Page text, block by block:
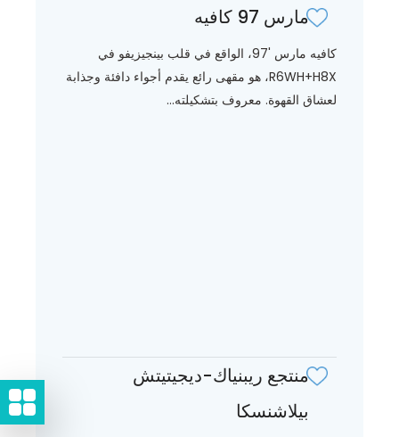
مارس 97 كافيه
كافيه مارس '97، الواقع في قلب بينجيزيفو في
R6WH+H8X، هو مقهى رائع يقدم أجواء دافئة وجذابة
لعشاق القهوة. معروف بتشكيلته...
منتجع ريبنياك-ديجيتيتش
بيلاشنسكا